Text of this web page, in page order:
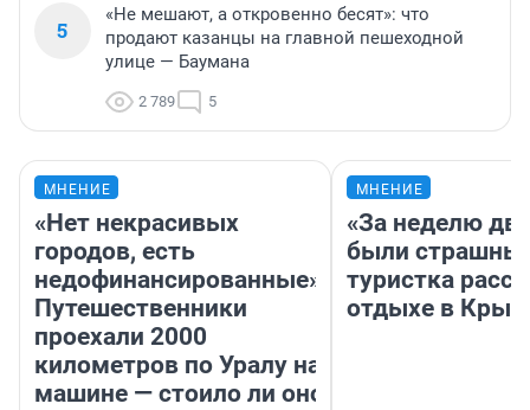
5
«Не мешают, а откровенно бесят»: что
продают казанцы на главной пешеходной
улице — Баумана
2 789 5
МНЕНИЕ
«Нет некрасивых
городов, есть
недофинансированные».
Путешественники
проехали 2000
километров по Уралу на
машине — стоило ли оно
МНЕНИЕ
«За неделю
были
туристка
отдыхе в